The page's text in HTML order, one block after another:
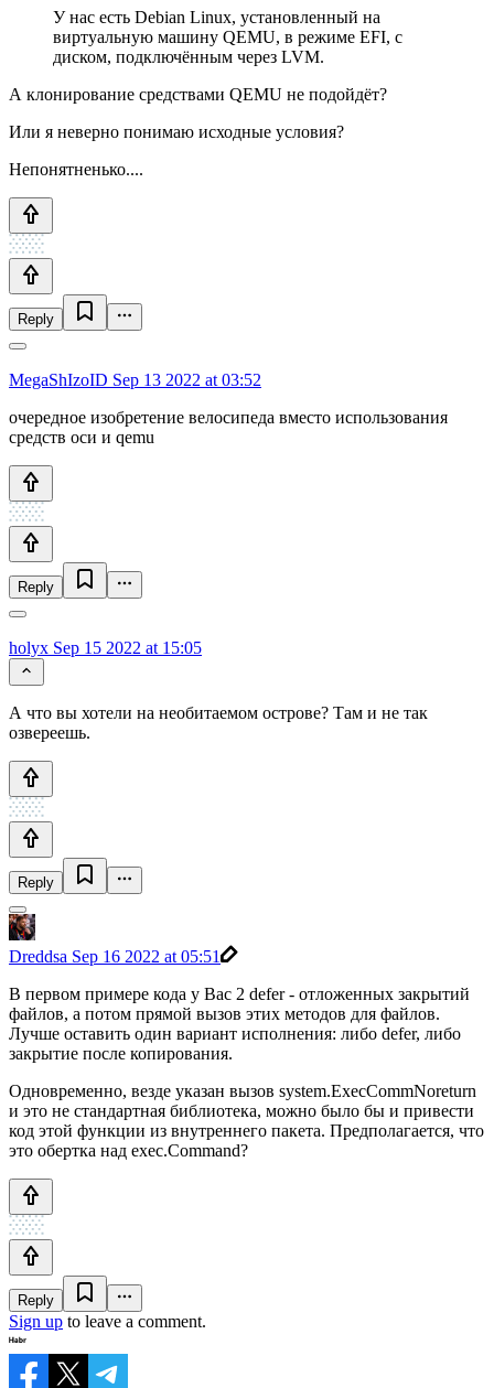
У нас есть Debian Linux, установленный на
виртуальную машину QEMU, в режиме EFI, с
диском, подключённым через LVM.
А клонирование средствами QEMU не подойдёт?
Или я неверно понимаю исходные условия?
Непонятненько....
Reply
MegaShIzoID Sep 13 2022 at 03:52
очередное изобретение велосипеда вместо использования
средств оси и qemu
Reply
holyx Sep 15 2022 at 15:05
А что вы хотели на необитаемом острове? Там и не так
озвереешь.
Reply
Dreddsa Sep 16 2022 at 05:51
В первом примере кода у Вас 2 defer - отложенных закрытий
файлов, а потом прямой вызов этих методов для файлов.
Лучше оставить один вариант исполнения: либо defer, либо
закрытие после копирования.
Одновременно, везде указан вызов system.ExecCommNoreturn
и это не стандартная библиотека, можно было бы и привести
код этой функции из внутреннего пакета. Предполагается, что
это обертка над exec.Command?
Reply
Sign up to leave a comment.